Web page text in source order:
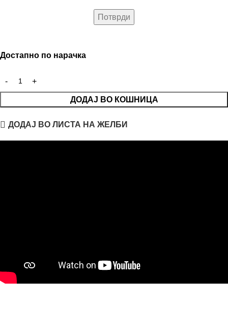
Достапно по нарачка
ДОДАЈ ВО КОШНИЦА
ДОДАЈ ВО ЛИСТА НА ЖЕЛБИ